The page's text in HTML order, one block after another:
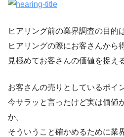
ヒアリング前の業界調査の目的
ヒアリングの際にお客さんから
見極めてお客さんの価値を捉え
お客さんの売りとしているポイ
今サラッと言ったけど実は価値
か。
そういうこと確かめるために業